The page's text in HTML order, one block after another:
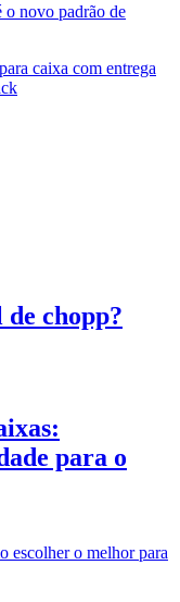
o novo padrão de
caixa com entrega
chopp?
para o